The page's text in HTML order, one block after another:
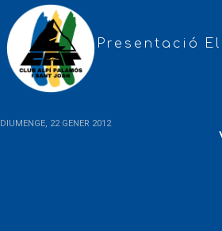
Presentació
DIUMENGE, 22 GENER 2012